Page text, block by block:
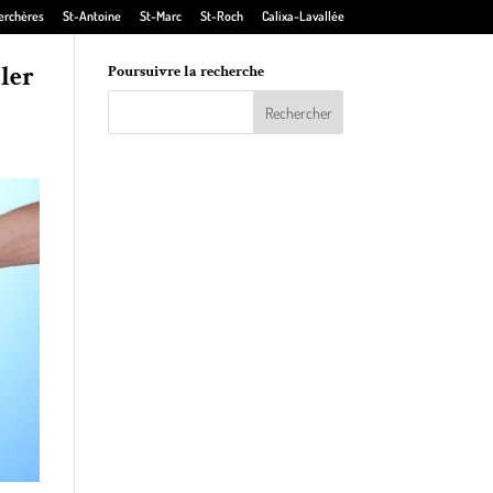
St-Antoine St-Marc St-Roch Calixa-Lavallée
Poursuivre la recherche